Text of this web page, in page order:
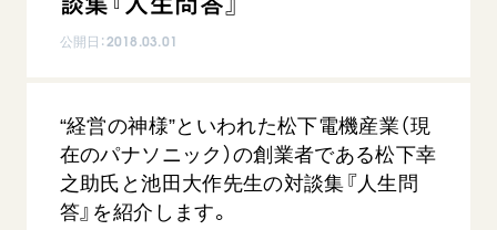
自他共の幸福
聖典
日蓮大聖人の仏法（教学入門）
釈尊～法華経
日常の活動
座談会
仏法を学ぶ
仏法を語る
「平和の文化」を構築
核兵器の廃絶に向け連帯を拡大
「人権文化」「ジェンダー平等」を促進
世界の創価学会
各国ウェブサイト
基本情報
公開日：2018.03.01
“経営の神様”といわれた松下電機産業（現
在のパナソニック）の創業者である松下幸
之助氏と池田大作先生の対談集『人生問
答』を紹介します。